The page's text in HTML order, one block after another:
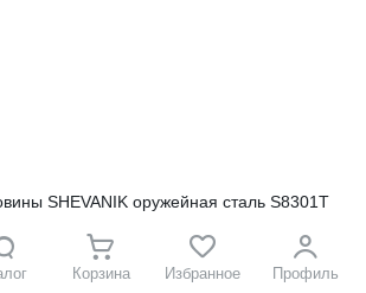
Корзина Избранное Профиль
SHEVANIK оружейная сталь S8301T
В корзину